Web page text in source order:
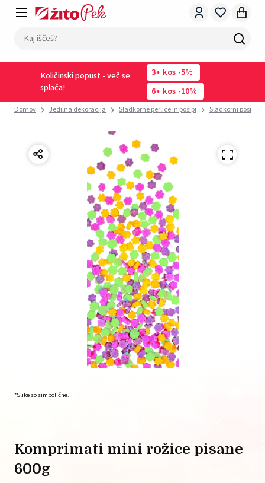
Količinski popust - več se
splača!
3 kos -5%
6
kos -10%
Domov Jedilna dekoracija Sladkorne perlice in posipi Sladkorni posip
*Slike so simbolične.
komprimati mini rožice pisane
600g